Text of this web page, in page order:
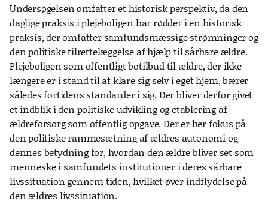
Undersøgelsen omfatter et historisk perspektiv, da den
daglige praksis i plejeboligen har rødder i en historisk
praksis, der omfatter samfundsmæssige strømninger og
den politiske tilrettelæggelse af hjælp til sårbare ældre.
Plejeboligen som offentligt botilbud til ældre, der ikke
længere er i stand til at klare sig selv i eget hjem, bærer
således fortidens standarder i sig. Der bliver derfor givet
et indblik i den politiske udvikling og etablering af
ældreforsorg som offentlig opgave. Der er her fokus på
den politiske rammesætning af ældres autonomi og
dennes betydning for, hvordan den ældre bliver set som
menneske i samfundets institutioner i deres sårbare
livssituation gennem tiden, hvilket øver indflydelse på
den ældres livssituation.